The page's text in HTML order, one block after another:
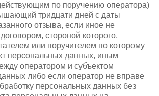
по поручению оператора)
тридцати дней с даты
отзыва, если иное не
стороной которого,
или поручителем по которому
персональных данных, иным
оператором и субъектом
либо если оператор не вправе
персональных данных без